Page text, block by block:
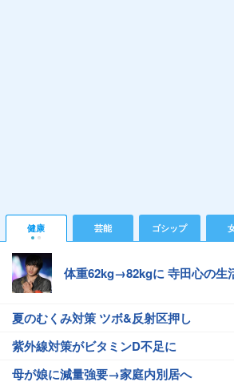
健康 芸能 ゴシップ
体重62kg→82kgに 寺田心の生
夏のむくみ対策 ツボ&反射区押し
紫外線対策がビタミンD不足に
母が娘に減量強要→家庭内別居へ